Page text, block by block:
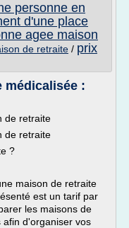
personne en
d'une place
agee maison
de retraite / prix
médicalisée :
de retraite
de retraite
?
maison de retraite
est un tarif par
les maisons de
afin d'organiser vos